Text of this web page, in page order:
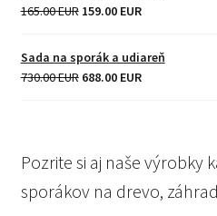
165.00 EUR Original
was:
165.00 EUR.
159.00 EURCurrent
159.00 EUR.
Sada na sporák a udiareň
730.00 EUR Original
688.00 EURCurrent
Pozrite si aj naše výrobky
sporákov na drevo,